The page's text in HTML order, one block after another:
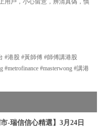
#港股 #黃師傅 #師傅講港股
#metrofinance #masterwong #講港
市-瑞信信心精選】3月24日